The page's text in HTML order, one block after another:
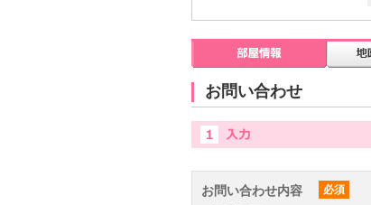
お問い合わせ
お問い合わせ内容 必須